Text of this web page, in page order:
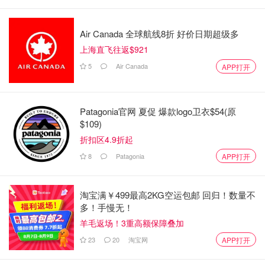
Air Canada 全球航线8折 好价日期超级多
上海直飞往返$921
5 Air Canada APP打开
Patagonia官网 夏促 爆款logo卫衣$54(原
$109)
折扣区4.9折起
8 Patagonia APP打开
淘宝满￥499最高2KG空运包邮 回归！数量不
多！手慢无！
羊毛返场！3重高额保障叠加
23 20 淘宝网 APP打开